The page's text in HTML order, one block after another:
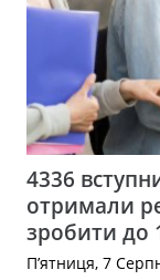
4336
отримали
зробити до
П’ятниця, 7